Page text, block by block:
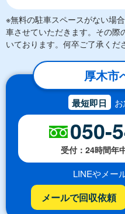
※無料の駐車スペースがない場
車させていただきます。その際
いております。何卒ご了承くだ
厚木市
最短即日
050-
受付：24時間年
LINEやメー
メールで回収依頼